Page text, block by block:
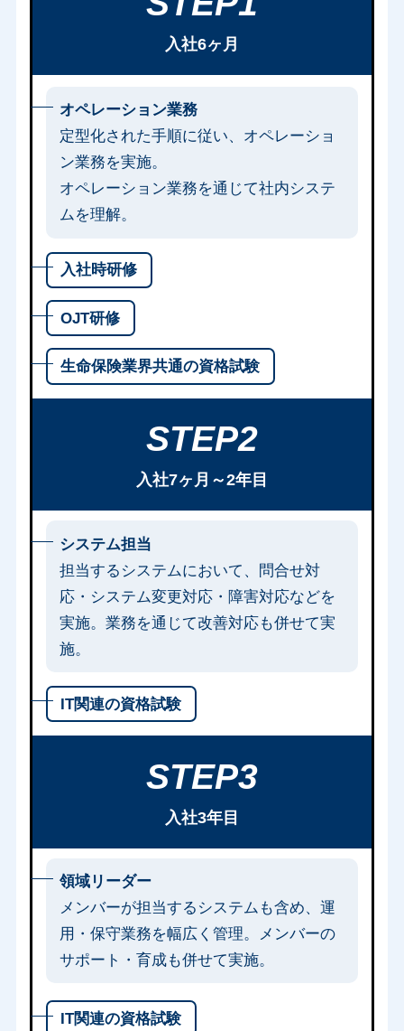
入社6ヶ月
オペレーション業務
定型化された手順に従い、オペレーショ
ン業務を実施。
オペレーション業務を通じて社内システ
ムを理解。
入社時研修
OJT研修
生命保険業界共通の資格試験
STEP2
入社7ヶ月～2年目
システム担当
担当するシステムにおいて、問合せ対
応・システム変更対応・障害対応などを
実施。業務を通じて改善対応も併せて実
施。
IT関連の資格試験
STEP3
入社3年目
領域リーダー
メンバーが担当するシステムも含め、運
用・保守業務を幅広く管理。メンバーの
サポート・育成も併せて実施。
IT関連の資格試験